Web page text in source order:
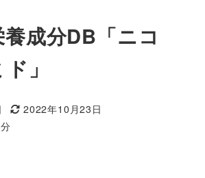
成分DB「ニコ
」
更新日
2022年10月23日